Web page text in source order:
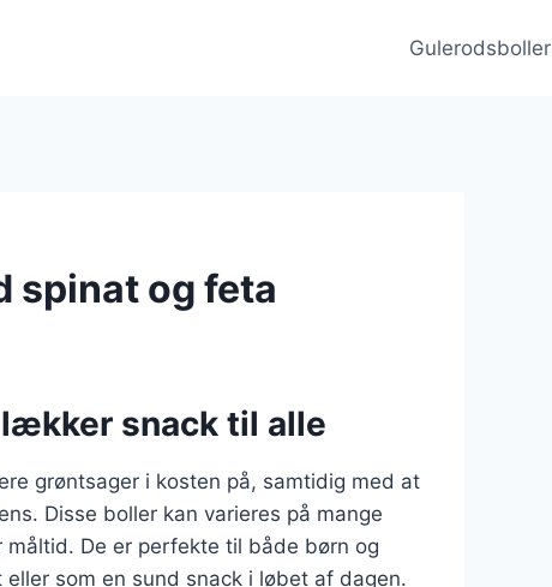
Gulerodsboller
spinat og feta
snack til alle
grøntsager i kosten på, samtidig med at
Disse boller kan varieres på mange
De er perfekte til både børn og
som en sund snack i løbet af dagen.